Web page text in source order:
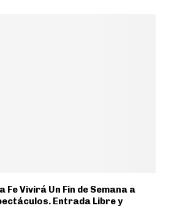
Fe Vivirá Un Fin de Semana a
Entrada Libre y